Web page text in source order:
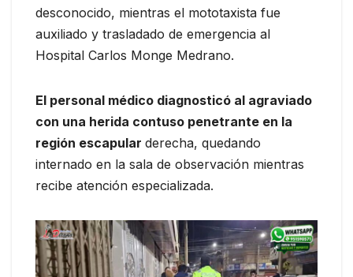
desconocido, mientras el mototaxista fue
auxiliado y trasladado de emergencia al
Hospital Carlos Monge Medrano.
El personal médico diagnosticó al agraviado
con una herida contuso penetrante en la
región escapular derecha, quedando
internado en la sala de observación mientras
recibe atención especializada.